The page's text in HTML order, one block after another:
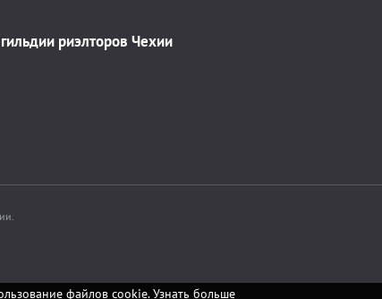
риэлторов Чехии
файлов cookie.Узнать больше